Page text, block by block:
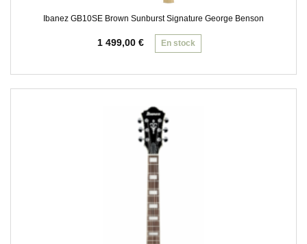
Ibanez GB10SE Brown Sunburst Signature George Benson
1 499,00 € En stock